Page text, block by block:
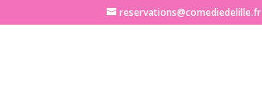
http://www.comediedelille.frreservations@comediedelille.fr